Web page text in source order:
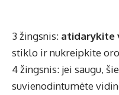
3 žingsnis: atidarykite
stiklo ir nukreipkite
4 žingsnis: jei saugu,
suvienodintumėte